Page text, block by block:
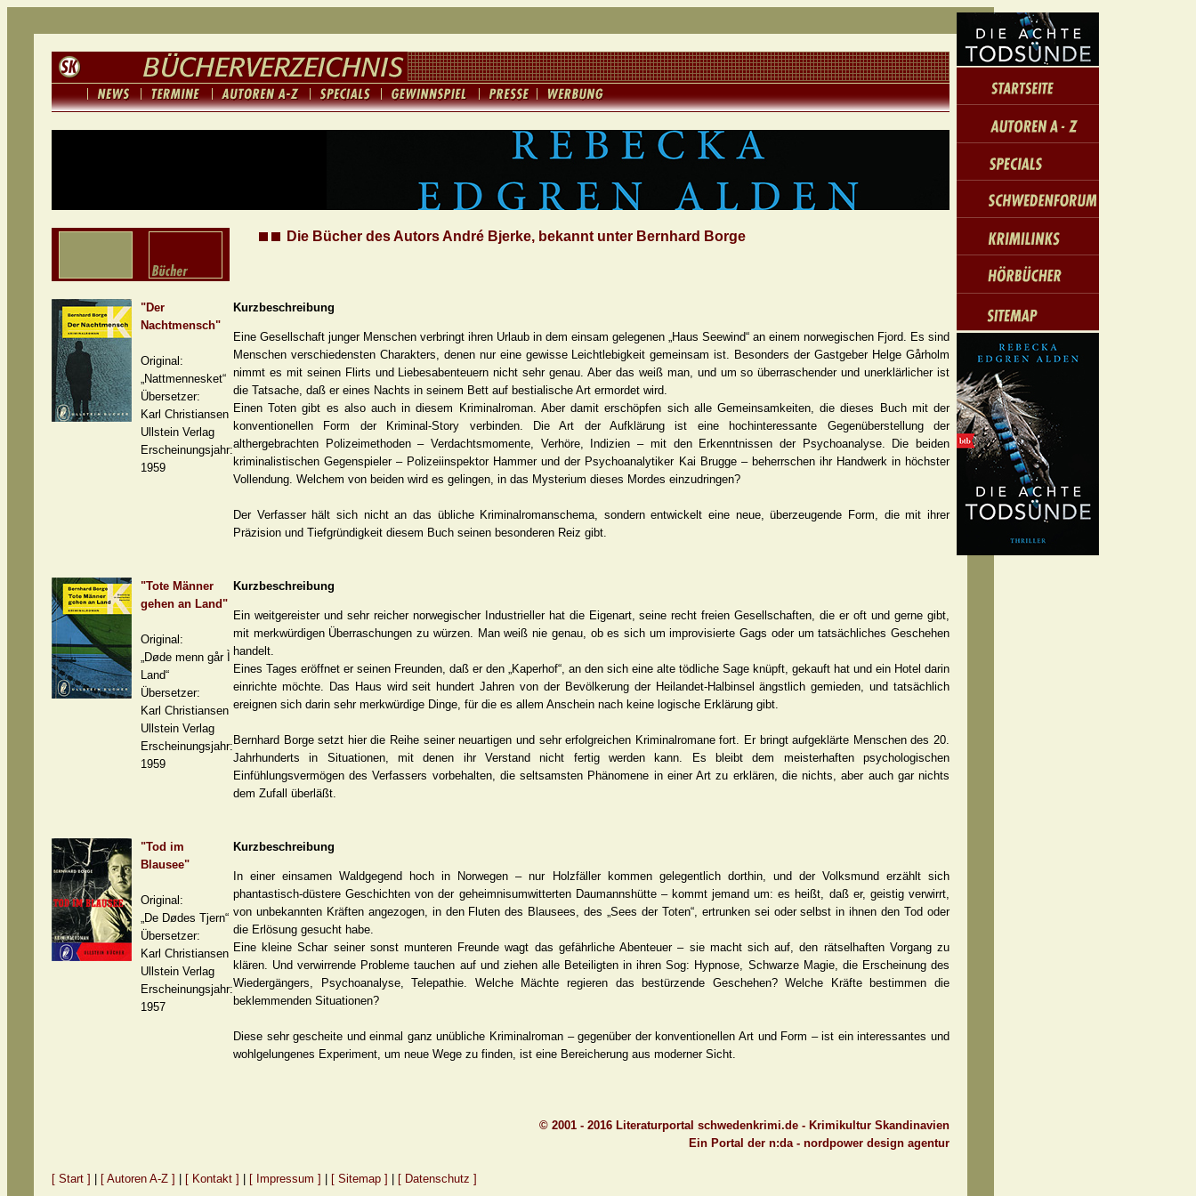
Die Bücher des Autors André Bjerke, bekannt unter Bernhard Borge
"Der
Nachtmensch"
Original:
„Nattmennesket“
Übersetzer:
Karl Christiansen
Ullstein Verlag
Erscheinungsjahr:
1959
Kurzbeschreibung
Eine Gesellschaft junger Menschen verbringt ihren Urlaub in dem einsam gelegenen „Haus Seewind“ an einem norwegischen Fjord. Es sind
Menschen verschiedensten Charakters, denen nur eine gewisse Leichtlebigkeit gemeinsam ist. Besonders der Gastgeber Helge Gårholm
nimmt es mit seinen Flirts und Liebesabenteuern nicht sehr genau. Aber das weiß man, und um so überraschender und unerklärlicher ist
die Tatsache, daß er eines Nachts in seinem Bett auf bestialische Art ermordet wird.
Einen Toten gibt es also auch in diesem Kriminalroman. Aber damit erschöpfen sich alle Gemeinsamkeiten, die dieses Buch mit der
konventionellen Form der Kriminal-Story verbinden. Die Art der Aufklärung ist eine hochinteressante Gegenüberstellung der
althergebrachten Polizeimethoden – Verdachtsmomente, Verhöre, Indizien – mit den Erkenntnissen der Psychoanalyse. Die beiden
kriminalistischen Gegenspieler – Polizeiinspektor Hammer und der Psychoanalytiker Kai Brugge – beherrschen ihr Handwerk in höchster
Vollendung. Welchem von beiden wird es gelingen, in das Mysterium dieses Mordes einzudringen?
Der Verfasser hält sich nicht an das übliche Kriminalromanschema, sondern entwickelt eine neue, überzeugende Form, die mit ihrer
Präzision und Tiefgründigkeit diesem Buch seinen besonderen Reiz gibt.
"Tote Männer
gehen an Land"
Original:
„Døde menn går Ì
Land“
Übersetzer:
Karl Christiansen
Ullstein Verlag
Erscheinungsjahr:
1959
Kurzbeschreibung
Ein weitgereister und sehr reicher norwegischer Industrieller hat die Eigenart, seine recht freien Gesellschaften, die er oft und gerne gibt,
mit merkwürdigen Überraschungen zu würzen. Man weiß nie genau, ob es sich um improvisierte Gags oder um tatsächliches Geschehen
handelt.
Eines Tages eröffnet er seinen Freunden, daß er den „Kaperhof“, an den sich eine alte tödliche Sage knüpft, gekauft hat und ein Hotel darin
einrichte möchte. Das Haus wird seit hundert Jahren von der Bevölkerung der Heilandet-Halbinsel ängstlich gemieden, und tatsächlich
ereignen sich darin sehr merkwürdige Dinge, für die es allem Anschein nach keine logische Erklärung gibt.
Bernhard Borge setzt hier die Reihe seiner neuartigen und sehr erfolgreichen Kriminalromane fort. Er bringt aufgeklärte Menschen des 20.
Jahrhunderts in Situationen, mit denen ihr Verstand nicht fertig werden kann. Es bleibt dem meisterhaften psychologischen
Einfühlungsvermögen des Verfassers vorbehalten, die seltsamsten Phänomene in einer Art zu erklären, die nichts, aber auch gar nichts
dem Zufall überläßt.
"Tod im
Blausee"
Original:
„De Dødes Tjern“
Übersetzer:
Karl Christiansen
Ullstein Verlag
Erscheinungsjahr:
1957
Kurzbeschreibung
In einer einsamen Waldgegend hoch in Norwegen – nur Holzfäller kommen gelegentlich dorthin, und der Volksmund erzählt sich
phantastisch-düstere Geschichten von der geheimnisumwitterten Daumannshütte – kommt jemand um: es heißt, daß er, geistig verwirrt,
von unbekannten Kräften angezogen, in den Fluten des Blausees, des „Sees der Toten“, ertrunken sei oder selbst in ihnen den Tod oder
die Erlösung gesucht habe.
Eine kleine Schar seiner sonst munteren Freunde wagt das gefährliche Abenteuer – sie macht sich auf, den rätselhaften Vorgang zu
klären. Und verwirrende Probleme tauchen auf und ziehen alle Beteiligten in ihren Sog: Hypnose, Schwarze Magie, die Erscheinung des
Wiedergängers, Psychoanalyse, Telepathie. Welche Mächte regieren das bestürzende Geschehen? Welche Kräfte bestimmen die
beklemmenden Situationen?
Diese sehr gescheite und einmal ganz unübliche Kriminalroman – gegenüber der konventionellen Art und Form – ist ein interessantes und
wohlgelungenes Experiment, um neue Wege zu finden, ist eine Bereicherung aus moderner Sicht.
© 2001 - 2016 Literaturportal schwedenkrimi.de - Krimikultur Skandinavien
Ein Portal der n:da - nordpower design agentur
[ Start ] [ Autoren A-Z ] [ Kontakt ] [ Impressum ] [ Sitemap ] [ Datenschutz ]